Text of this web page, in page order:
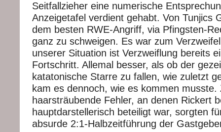
Seitfallzieher eine numerische
Anzeigetafel verdient gehabt. Von Tunjics
dem besten RWE-Angriff, via Pfingsten-
ganz zu schweigen. Es war zum
unserer Situation ist Verzweiflung bereits
Fortschritt. Allemal besser, als ob der
katatonische Starre zu fallen, wie zuletzt
kam es dennoch, wie es kommen musste.
haarsträubende Fehler, an denen Rickert
hauptdarstellerisch beteiligt war, sorgten
absurde 2:1-Halbzeitführung der